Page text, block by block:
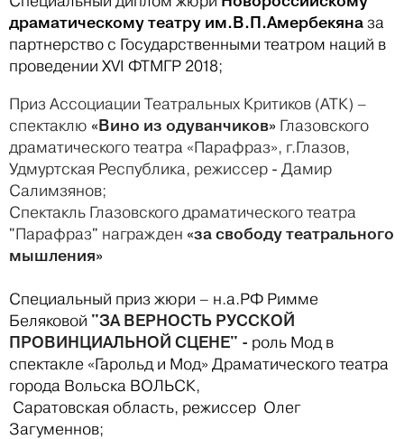
драматическому театру им.В.П.Амербекяна за
партнерство с Государственными театром наций в
проведении XVI ФТМГР 2018;
Приз Ассоциации Театральных Критиков (АТК) –
спектаклю «Вино из одуванчиков» Глазовского
драматического театра «Парафраз», г.Глазов,
Удмуртская Республика, режиссер - Дамир
Салимзянов;
Спектакль Глазовского драматического театра
"Парафраз" награжден «за свободу театрального
мышления»
Специальный приз жюри – н.а.РФ Римме
Беляковой "ЗА ВЕРНОСТЬ РУССКОЙ
ПРОВИНЦИАЛЬНОЙ СЦЕНЕ" - роль Мод в
спектакле «Гарольд и Мод» Драматического театра
города Вольска ВОЛЬСК,
Саратовская область, режиссер Олег
Загуменнов;